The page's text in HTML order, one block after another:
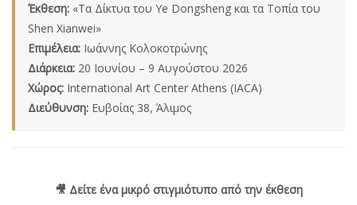
Έκθεση: «Τα Δίκτυα του Ye Dongsheng και τα Τοπία του
Shen Xianwei»
Επιμέλεια: Ιωάννης Κολοκοτρώνης
Διάρκεια: 20 Ιουνίου – 9 Αυγούστου 2026
Χώρος: International Art Center Athens (IACA)
Διεύθυνση: Ευβοίας 38, Άλιμος
🎥 Δείτε ένα μικρό στιγμιότυπο από την έκθεση